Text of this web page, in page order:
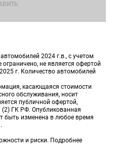
2024 г.в., с учетом
не является офертой
г. Количество автомобилей
касающаяся стоимости
обслуживания, носит
публичной офертой,
ГК РФ. Опубликованная
быть изменена в любое время
и риски. Подробнее